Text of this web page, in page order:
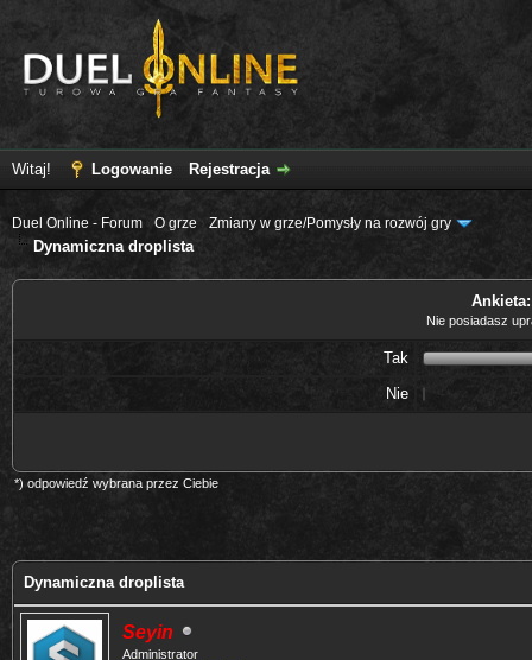
Witaj! Logowanie Rejestracja
Duel Online - Forum O grze Zmiany w grze/Pomysły na rozwój gry
Dynamiczna droplista
Nie posiadasz
Tak
Nie
*) odpowiedź wybrana przez Ciebie
Dynamiczna droplista
Seyin
Administrator